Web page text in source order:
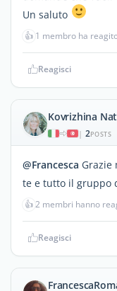
Un saluto
👍 1 membro ha
Reagisci
Kovrizhina
| 2POSTS
@Francesca Grazie
te e tutto il gruppo
👍2 membri hanno
Reagisci